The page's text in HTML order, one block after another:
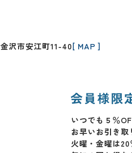
金沢市安江町11-40[ MAP ]
いつでも５％
お早いお引き取
火曜・金曜は